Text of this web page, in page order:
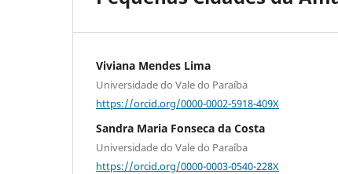
Viviana Mendes Lima
Universidade do Vale do Paraíba
https://orcid.org/0000-0002-5918-409X
Sandra Maria Fonseca da Costa
Universidade do Vale do Paraíba
https://orcid.org/0000-0003-0540-228X